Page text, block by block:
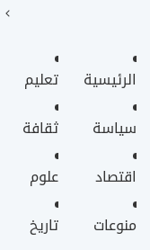
الرئيسية
سياسة
اقتصاد
منوعات
تعليم
ثقافة
علوم
تاريخ